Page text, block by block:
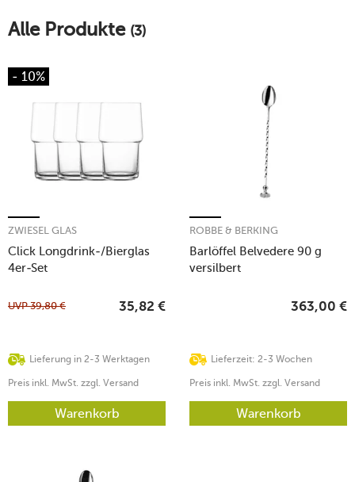
Alle Produkte (3)
- 10%
Click Longdrink-/Bierglas
4er-Set
ZWIESEL GLAS
Lieferung in 2-3 Werktagen
UVP39,80 € 35,82 €
Preis inkl. MwSt. zzgl. Versand
Warenkorb
Barlöffel Belvedere 90 g
versilbert
ROBBE & BERKING
Lieferzeit: 2-3 Wochen
363,00 €
Preis inkl. MwSt. zzgl. Versand
Warenkorb